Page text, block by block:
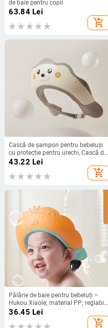
de baie pentru copii
63.84Lei
add_shopping_cart
Cască de șampon pentru bebeluși
cu protecție pentru urechi, Cască de
șampon pentru copii, Protecție
pentru ochi împotriva pătrunderii
apei, Cască de baie pentru copii
43.22 Lei
add_shopping_cart
Pălărie de baie pentru bebeluți –
Hukou Xiaole; material PP; reglabil;
origine Taizhou Huangyan
36.45 Lei
add_shopping_cart